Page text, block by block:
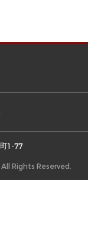
1-77
Rights Reserved.